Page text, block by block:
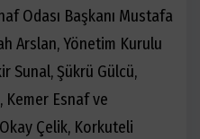
Odası Başkanı Mustafa
Arslan, Yönetim Kurulu
Sunal, Şükrü Gülcü,
Kemer Esnaf ve
Çelik, Korkuteli